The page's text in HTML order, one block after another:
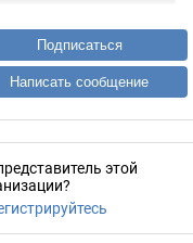
Подписаться
Написать сообщение
этой